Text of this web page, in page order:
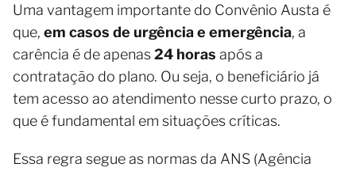
Uma vantagem importante do Convênio Austa é
que, em casos de urgência e emergência, a
carência é de apenas24 horas após a
contratação do plano. Ou seja, o beneficiário já
tem acesso ao atendimento nesse curto prazo, o
que é fundamental em situações críticas.
Essa regra segue as normas da ANS (Agência